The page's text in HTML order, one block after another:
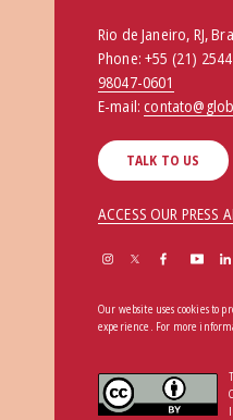
Rio de Janeiro, RJ,
Phone:+55 (21)
98047-0601
E-mail:
TALK TO US
ACCESS OUR PRESS
Our website uses cookies to
experience. For more